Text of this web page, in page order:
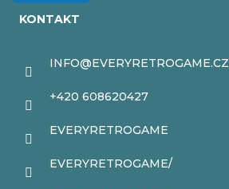
KONTAKT
INFO@EVERYRETROGAME.CZ
+420 608620427
EVERYRETROGAME
EVERYRETROGAME/